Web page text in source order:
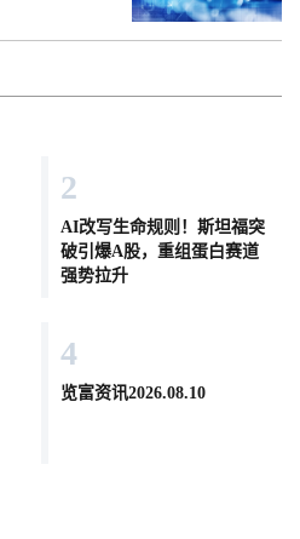
2
AI改写生命规则！斯坦福突
破引爆A股，重组蛋白赛道
强势拉升
4
览富资讯2026.08.10